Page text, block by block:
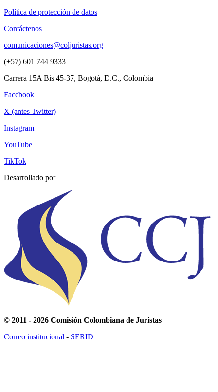
Política de protección de datos
Contáctenos
comunicaciones@coljuristas.org
(+57) 601 744 9333
Carrera 15A Bis 45-37, Bogotá, D.C., Colombia
Facebook
X (antes Twitter)
Instagram
YouTube
TikTok
Desarrollado por
© 2011 - 2026 Comisión Colombiana de Juristas
Correo institucional - SERID